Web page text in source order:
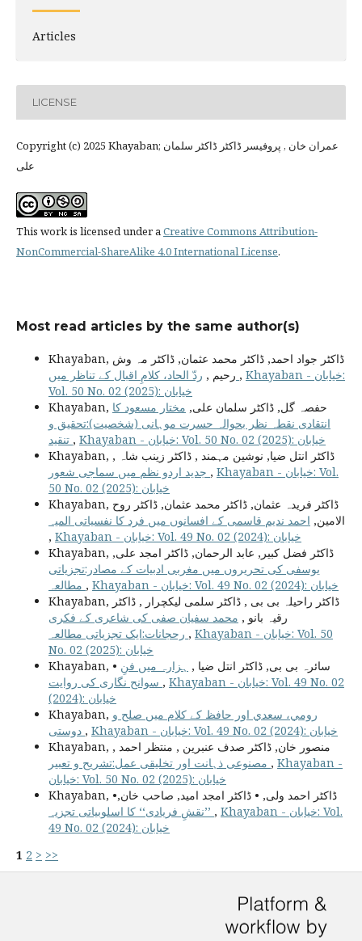
Articles
LICENSE
Copyright (c) 2025 Khayaban; عمران خان , پروفیسر ڈاکٹر ڈاکٹر سلمان
علی
This work is licensed under aCreative Commons Attribution-
NonCommercial-ShareAlike 4.0 International License.
Most read articles by the same author(s)
Khayaban, ڈاکٹر جواد احمد, ڈاکٹر محمد عثمان, ڈاکٹر مہ وش
رحیم , , Khayaban - خیابان:
Vol. 50 No. 02 (2025): خیابان
Khayaban, حفصہ گل, ڈاکٹر سلمان علی, مختار مسعود کا
انتقادی نقطہ نظر بحوالہ حسرت موہانی (شخصیت):تحقیق و
,
Khayaban - خیابان: Vol. 50 No. 02 (2025): خیابان
Khayaban, ڈاکٹر انتل ضیا, نوشین مہمند , ڈاکٹر زینب شاہ ,
, Khayaban - خیابان: Vol.
50 No. 02 (2025): خیابان
Khayaban, ڈاکٹر فریدہ عثمان, ڈاکٹر محمد عثمان, ڈاکٹر روح
الامین, احمد ندیم قاسمی کے افسانوں میں فرد کا نفسیاتی المیہ
,
Khayaban - خیابان: Vol. 49 No. 02 (2024): خیابان
Khayaban, ڈاکٹر فضل کبیر, عابد الرحمان, ڈاکٹر امجد علی,
یوسفی کی تحریروں میں مغربی ادبیات کے مصادر:تجزیاتی
,
Khayaban - خیابان: Vol. 49 No. 02 (2024): خیابان
Khayaban, ڈاکٹر راحیلہ بی بی , ڈاکٹر سلمی لیکچرار , ڈاکٹر
رقیہ بانو , محمد سفیان صفی کی شاعری کے فکری
, Khayaban - خیابان: Vol. 50
No. 02 (2025): خیابان
Khayaban, • سائرہ بی بی, ڈاکٹر انتل ضیا , ہزارہ میں فنِ
, Khayaban - خیابان: Vol. 49 No. 02
(2024): خیابان
Khayaban, رومي،‌ سعدي اور حافظ کے کلام میں صلح و
,
Khayaban - خیابان: Vol. 49 No. 02 (2024): خیابان
Khayaban, منصور خان, ڈاکٹر صدف عنبرین , منتظر احمد ,
, Khayaban -
خیابان: Vol. 50 No. 02 (2025): خیابان
Khayaban, •ڈاکٹر احمد ولی, • ڈاکٹر امجد امید, صاحب خان,
, Khayaban - خیابان: Vol.
49 No. 02 (2024): خیابان
1 2 > >>